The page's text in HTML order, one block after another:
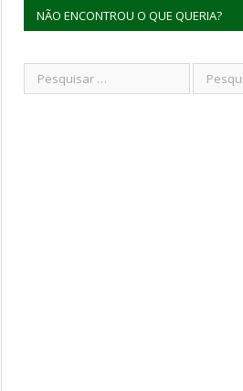
NÃO ENCONTROU O QUE QUERIA?